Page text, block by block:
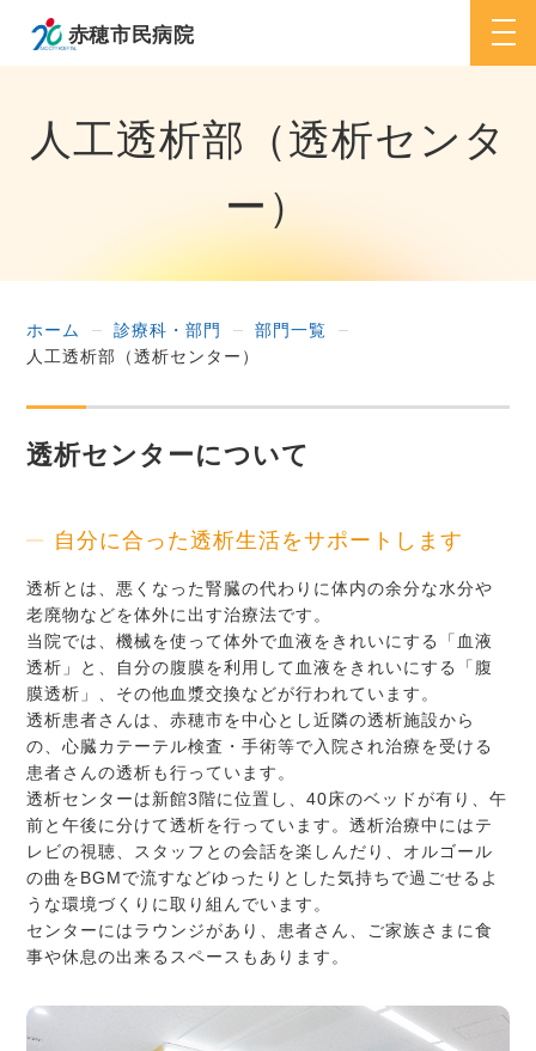
人工透析部（透析センタ
ー）
ホーム 診療科・部門
部門一覧
人工透析部（透析センター）
透析センターについて
自分に合った透析生活をサポートします
透析とは、悪くなった腎臓の代わりに体内の余分な水分や
老廃物などを体外に出す治療法です。
当院では、機械を使って体外で血液をきれいにする「血液
透析」と、自分の腹膜を利用して血液をきれいにする「腹
膜透析」、その他血漿交換などが行われています。
透析患者さんは、赤穂市を中心とし近隣の透析施設から
の、心臓カテーテル検査・手術等で入院され治療を受ける
患者さんの透析も行っています。
透析センターは新館3階に位置し、40床のベッドが有り、午
前と午後に分けて透析を行っています。透析治療中にはテ
レビの視聴、スタッフとの会話を楽しんだり、オルゴール
の曲をBGMで流すなどゆったりとした気持ちで過ごせるよ
うな環境づくりに取り組んでいます。
センターにはラウンジがあり、患者さん、ご家族さまに食
事や休息の出来るスペースもあります。